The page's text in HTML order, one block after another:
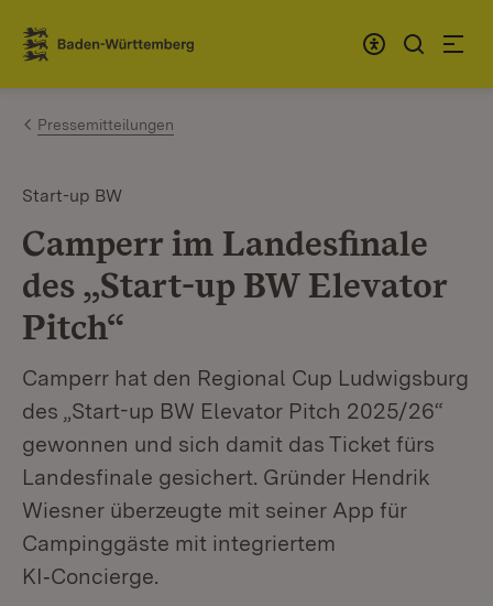
Zum Inhalt springen
Link zur Startseite
Pressemitteilungen
Start-up BW
Camperr im Landesfinale
des „Start-up BW Elevator
Pitch“
Camperr hat den Regional Cup Ludwigsburg
des „Start-up BW Elevator Pitch 2025/26“
gewonnen und sich damit das Ticket fürs
Landesfinale gesichert. Gründer Hendrik
Wiesner überzeugte mit seiner App für
Campinggäste mit integriertem
KI‑Concierge.